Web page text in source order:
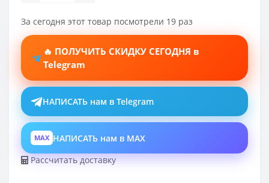
За сегодня этот товар посмотрели 19 раз
🔥 ПОЛУЧИТЬ СКИДКУ СЕГОДНЯ в
Telegram
НАПИСАТЬ нам в Telegram
MAX НАПИСАТЬ нам в MAX
Рассчитать доставку